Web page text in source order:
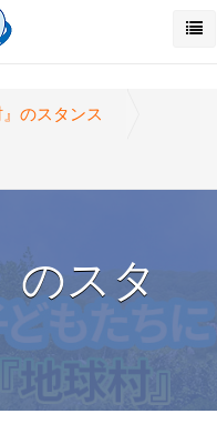
』のスタンス
のスタ